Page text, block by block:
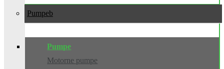
Pumpe
Pumpe
Motorne pumpe